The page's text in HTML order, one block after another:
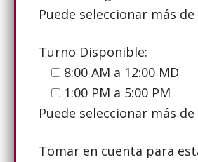
Puede seleccionar más
Turno Disponible:
8:00 AM a 12:00 MD
1:00 PM a 5:00 PM
Puede seleccionar más
Tomar en cuenta para